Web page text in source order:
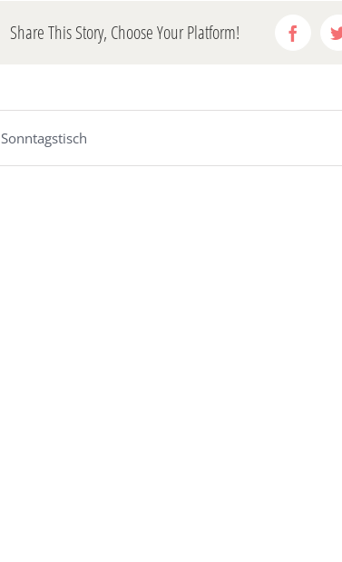
Share This Story, Choose Your Platform!
Sonntagstisch